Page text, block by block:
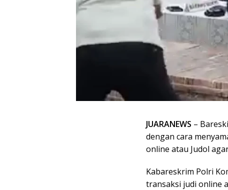
JUARANEWS –
dengan cara
online atau Judol
Kabareskrim Polri
transaksi judi online